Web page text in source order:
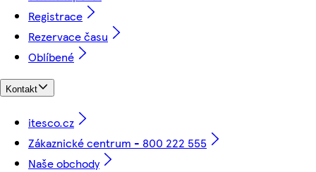
Registrace
Rezervace času
Oblíbené
Kontakt
itesco.cz
Zákaznické centrum - 800 222 555
Naše obchody